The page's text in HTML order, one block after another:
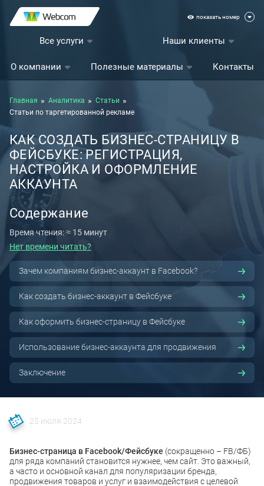
показать номер
Все услуги Наши клиенты
О компании Полезные материалы Контакты
Главная Аналитика
Статьи
Статьи по таргетированной рекламе
КАК СОЗДАТЬ БИЗНЕС-СТРАНИЦУ В
ФЕЙСБУКЕ: РЕГИСТРАЦИЯ,
НАСТРОЙКА И ОФОРМЛЕНИЕ
АККАУНТА
Содержание
Время чтения: ≈ 15 минут
Нет времени читать?
Зачем компаниям бизнес-аккаунт в Facebook?
Как создать бизнес-аккаунт в Фейсбуке
Как оформить бизнес-страницу в Фейсбуке
Использование бизнес-аккаунта для продвижения
Заключение
25 июля 2024
Бизнес-страница в Facebook/Фейсбуке (сокращенно – FB/ФБ)
для ряда компаний становится нужнее, чем сайт. Это важный,
а часто и основной канал для популяризации бренда,
продвижения товаров и услуг и взаимодействия с целевой